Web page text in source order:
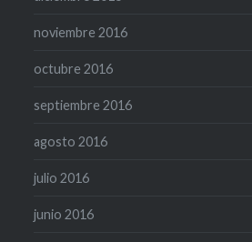
noviembre 2016
octubre 2016
septiembre 2016
agosto 2016
julio 2016
junio 2016